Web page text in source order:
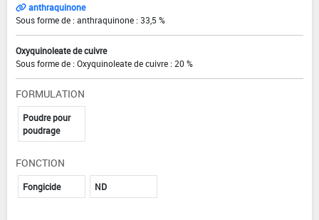
anthraquinone
Sous forme de : anthraquinone : 33,5 %
Oxyquinoleate de cuivre
Sous forme de : Oxyquinoleate de cuivre : 20 %
FORMULATION
Poudre pour
poudrage
FONCTION
Fongicide ND